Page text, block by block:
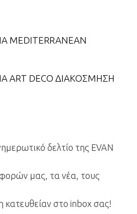
MEDITERRANEAN
ART DECO ΔΙΑΚΟΣΜΗΣΗ
δελτίο της EVAN
μας, τα νέα, τους
κατευθείαν στο inbox σας!